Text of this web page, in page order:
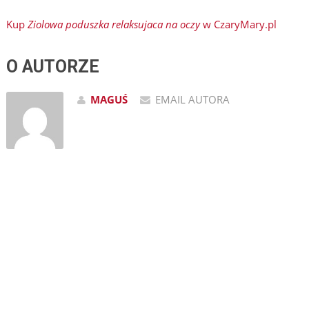
Kup Ziolowa poduszka relaksujaca na oczyw CzaryMary.pl
O AUTORZE
MAGUŚ EMAIL AUTORA